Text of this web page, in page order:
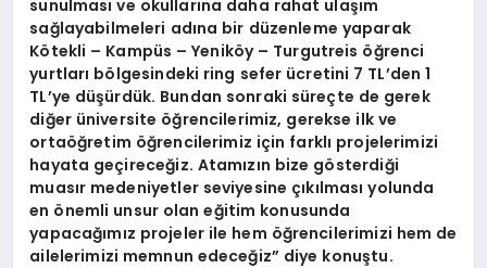
sunulması ve okullarına daha rahat ulaşım
sağlayabilmeleri adına bir düzenleme yaparak
Kötekli – Kampüs – Yeniköy – Turgutreis öğrenci
yurtları bölgesindeki ring sefer ücretini 7 TL’den 1
TL’ye düşürdük. Bundan sonraki süreçte de gerek
diğer üniversite öğrencilerimiz, gerekse ilk ve
ortaöğretim öğrencilerimiz için farklı projelerimizi
hayata geçireceğiz. Atamızın bize gösterdiği
muasır medeniyetler seviyesine çıkılması yolunda
en önemli unsur olan eğitim konusunda
yapacağımız projeler ile hem öğrencilerimizi hem de
ailelerimizi memnun edeceğiz” diye konuştu.